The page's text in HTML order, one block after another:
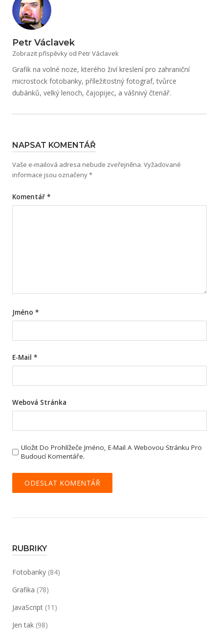
Petr Václavek
Zobrazit příspěvky od Petr Václavek
Grafik na volné noze, kterého živí kreslení pro zahraniční
microstock fotobanky, příležitostný fotograf, tvůrce
dubánků, velký lenoch, čajopijec, a vášnivý čtenář.
NAPSAT KOMENTÁŘ
Vaše e-mailová adresa nebude zveřejněna. Vyžadované
informace jsou označeny*
Komentář *
Jméno *
E-Mail *
Webová Stránka
Uložit Do Prohlížeče Jméno, E-Mail A Webovou Stránku Pro
Budoucí Komentáře.
RUBRIKY
Fotobanky (84)
Grafika (78)
JavaScript (11)
Jen tak (98)